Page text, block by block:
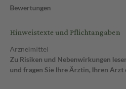
Bewertungen
Hinweistexte und Pflichtangaben
Arzneimittel
Zu Risiken und Nebenwirkungen
und fragen Sie Ihre Ärztin, Ihren